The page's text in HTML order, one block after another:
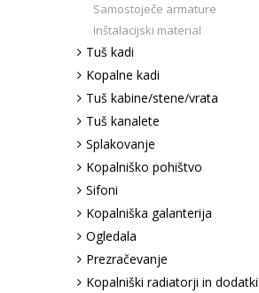
Samostoječe armature
Inštalacijski material
Tuš kadi
Kopalne kadi
Tuš kabine/stene/vrata
Tuš kanalete
Splakovanje
Kopalniško pohištvo
Sifoni
Kopalniška galanterija
Ogledala
Prezračevanje
Kopalniški radiatorji in dodatki